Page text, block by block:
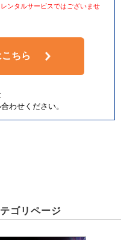
ンタルサービスではございませ
ちら
わせください。
ゴリページ